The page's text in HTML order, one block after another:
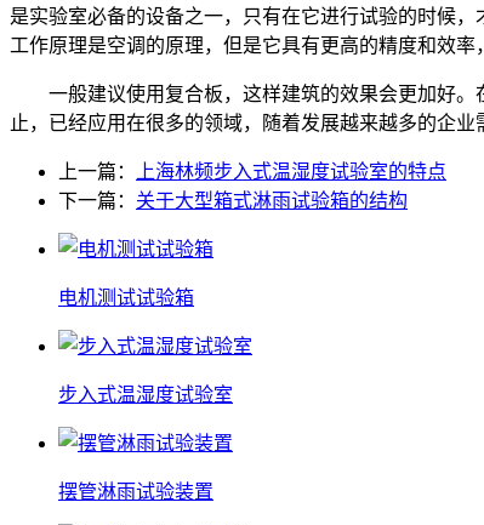
是实验室必备的设备之一，只有在它进行试验的时候
工作原理是空调的原理，但是它具有更高的精度和效
一般建议使用复合板，这样建筑的效果会更加好。
止，已经应用在很多的领域，随着发展越来越多的企业
上一篇：
上海林频步入式温湿度试验室的特点
下一篇： 关于大型箱式淋雨试验箱的结构
电机测试试验箱
步入式温湿度试验室
摆管淋雨试验装置